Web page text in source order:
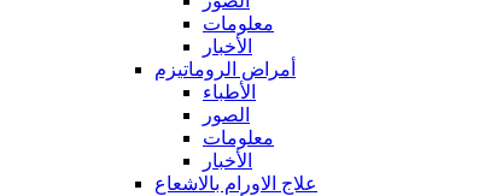
معلومات
الأخبار
أمراض الروماتيزم
الأطباء
الصور
معلومات
الأخبار
علاج الاورام بالاشعاع